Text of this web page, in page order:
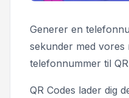
Generer en
sekunder med vores
telefonnummer til
QR Codes lader dig